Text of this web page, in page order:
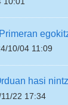
10/04 11:09
hasi
22 17:34